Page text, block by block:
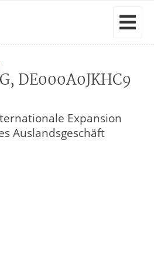
DE000A0JKHC9
Expansion
Auslandsgeschäft